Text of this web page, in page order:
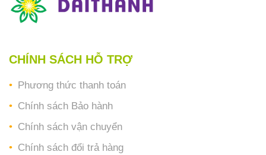
CHÍNH SÁCH HỖ TRỢ
Phương thức thanh toán
Chính sách Bảo hành
Chính sách vận chuyển
Chính sách đổi trả hàng